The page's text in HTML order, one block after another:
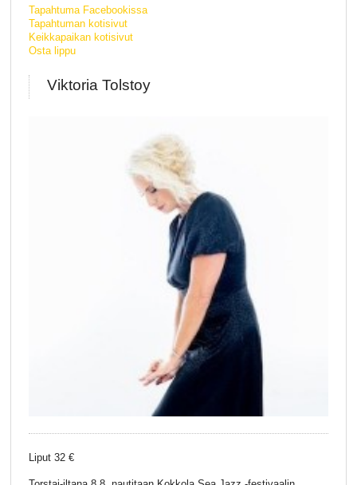
Tapahtuma Facebookissa
Tapahtuman kotisivut
Keikkapaikan kotisivut
Osta lippu
Viktoria Tolstoy
Liput 32 €